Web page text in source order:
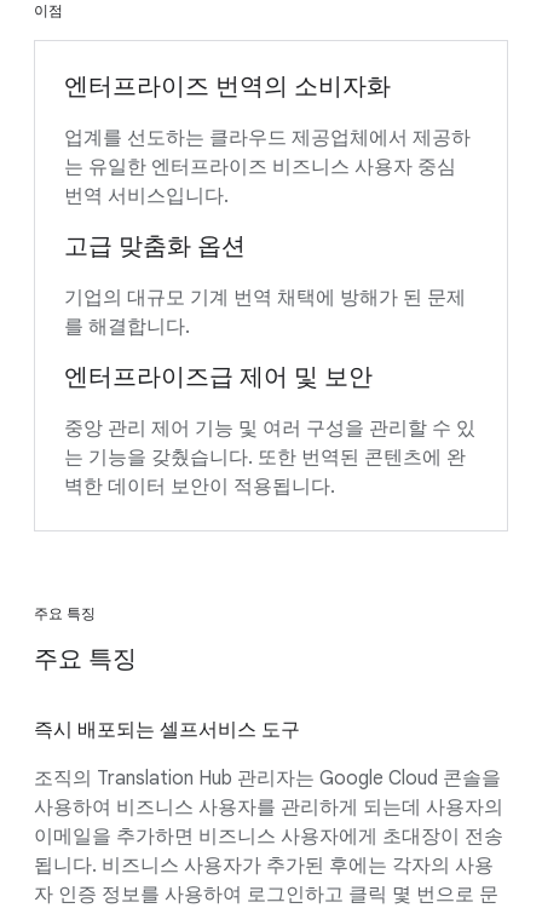
이점
엔터프라이즈 번역의 소비자화
업계를 선도하는 클라우드 제공업체에서 제공하
는 유일한 엔터프라이즈 비즈니스 사용자 중심
번역 서비스입니다.
고급 맞춤화 옵션
기업의 대규모 기계 번역 채택에 방해가 된 문제
를 해결합니다.
엔터프라이즈급 제어 및 보안
중앙 관리 제어 기능 및 여러 구성을 관리할 수 있
는 기능을 갖췄습니다. 또한 번역된 콘텐츠에 완
벽한 데이터 보안이 적용됩니다.
주요 특징
주요 특징
즉시 배포되는 셀프서비스 도구
조직의 Translation Hub 관리자는 Google Cloud 콘솔을
사용하여 비즈니스 사용자를 관리하게 되는데 사용자의
이메일을 추가하면 비즈니스 사용자에게 초대장이 전송
됩니다. 비즈니스 사용자가 추가된 후에는 각자의 사용
자 인증 정보를 사용하여 로그인하고 클릭 몇 번으로 문